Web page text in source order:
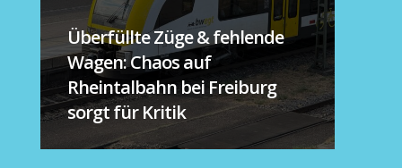
Überfüllte Züge & fehlende
Wagen: Chaos auf
Rheintalbahn bei Freiburg
sorgt für Kritik